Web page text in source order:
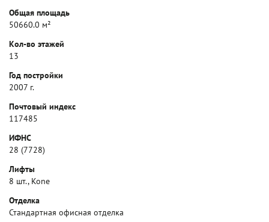
Общая площадь
50660.0 м²
Кол-во этажей
13
Год постройки
2007 г.
Почтовый индекс
117485
ИФНС
28 (7728)
Лифты
8 шт., Kone
Отделка
Стандартная офисная отделка